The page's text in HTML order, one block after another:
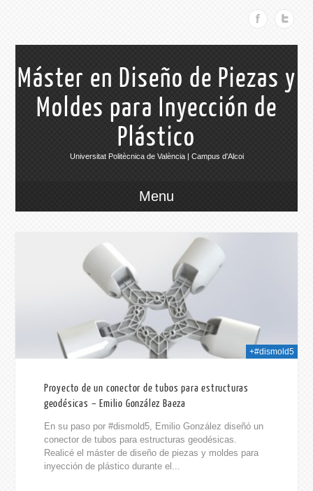
Máster en Diseño de Piezas y
Moldes para Inyección de
Plástico
Universitat Politècnica de València | Campus d'Alcoi
Menu
+#dismold5
Proyecto de un conector de tubos para estructuras
geodésicas – Emilio González Baeza
En su paso por #dismold5, Emilio González diseñó un
conector de tubos para estructuras geodésicas.
Realicé el máster de diseño de piezas y moldes para
inyección de plástico durante el...